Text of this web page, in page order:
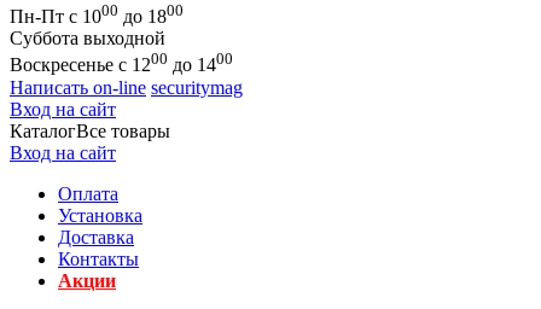
Пн-Пт с 1000 до 1800
Суббота выходной
Воскресенье с 1200 до 1400
Написать on-line securitymag
Вход на сайт
КаталогВсе товары
Вход на сайт
Оплата
Установка
Доставка
Контакты
Акции